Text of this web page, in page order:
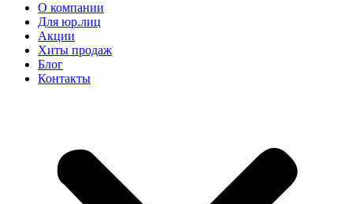
О компании
Для юр.лиц
Акции
Хиты продаж
Блог
Контакты